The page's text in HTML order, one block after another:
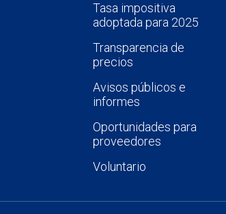
Tasa impositiva
adoptada para 2025
Transparencia de
precios
Avisos públicos e
informes
Oportunidades para
proveedores
Voluntario